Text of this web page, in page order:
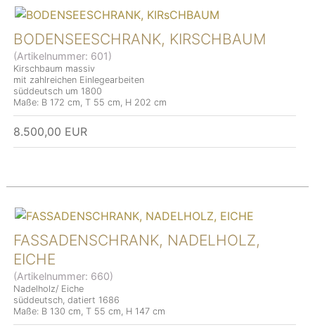
BODENSEESCHRANK, KIRSCHBAUM
(Artikelnummer: 601)
Kirschbaum massiv
mit zahlreichen Einlegearbeiten
süddeutsch um 1800
Maße: B 172 cm, T 55 cm, H 202 cm
8.500,00 EUR
FASSADENSCHRANK, NADELHOLZ,
EICHE
(Artikelnummer: 660)
Nadelholz/ Eiche
süddeutsch, datiert 1686
Maße: B 130 cm, T 55 cm, H 147 cm